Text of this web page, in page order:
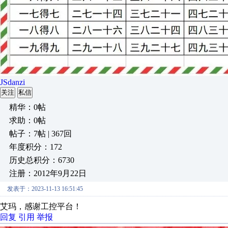
JSdanzi
关注 私信
精华：0帖
求助：0帖
帖子：7帖 | 367回
年度积分：172
历史总积分：6730
注册：2012年9月22日
发表于：2023-11-13 16:51:45
艾玛，感谢工控平台！
回复 引用 举报